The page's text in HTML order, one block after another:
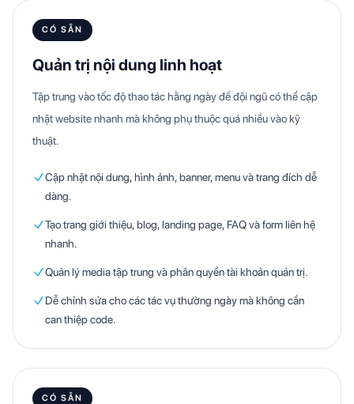
CÓ SẴN
Quản trị nội dung linh hoạt
Tập trung vào tốc độ thao tác hằng ngày để đội ngũ có thể cập
nhật website nhanh mà không phụ thuộc quá nhiều vào kỹ
thuật.
Cập nhật nội dung, hình ảnh, banner, menu và trang đích dễ
dàng.
Tạo trang giới thiệu, blog, landing page, FAQ và form liên hệ
nhanh.
Quản lý media tập trung và phân quyền tài khoản quản trị.
Dễ chỉnh sửa cho các tác vụ thường ngày mà không cần
can thiệp code.
CÓ SẴN